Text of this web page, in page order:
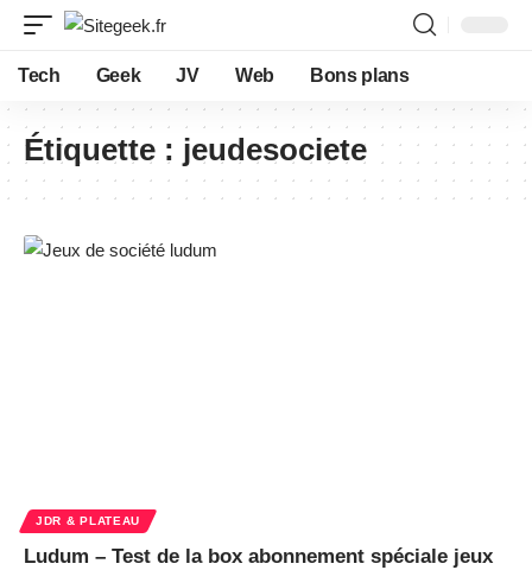
Tech Geek JV Web Bons plans
Étiquette : jeudesociete
JDR & PLATEAU
Ludum – Test de la box abonnement spéciale jeux